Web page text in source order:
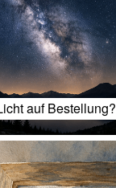
auf Bestellung?